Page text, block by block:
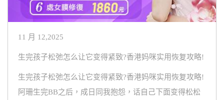
11 月 12,2025
生完孩子松弛怎么让它变得紧致?香港妈咪实用恢复攻略!
生完孩子松弛怎么让它变得紧致?香港妈咪实用恢复攻略!
阿珊生完BB之后，成日同我抱怨，话自己下面变得松松